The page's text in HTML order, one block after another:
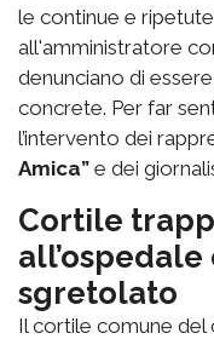
le continue e
all'amministratore
denunciano di
concrete. Per far
l’intervento dei
Amica” e dei
Cortile
sgretolato
Il cortile comune del